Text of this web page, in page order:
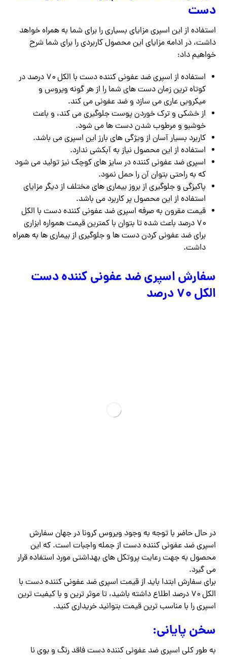
دست
استفاده از این اسپری مزایای بسیاری را برای شما به همراه خواهد
داشت، در ادامه مزایای این محصول کاربردی را برای شما شرح
خواهیم داد:
استفاده از اسپری ضد عفونی کننده دست با الکل ۷۰ درصد در
کوتاه ترین زمان دست های شما را از هر گونه ویروس و
میکروبی عاری می سازد و ضد عفونی می کند.
از خشکی و ترک خوردن پوست جلوگیری می کند، و باعث
خوشبو و مرطوب شدن دست ها می شود.
کاربرد بسیار آسان از ویژگی های بارز این اسپری می باشد.
استفاده از این محصول نیاز به آبکشی ندارد.
اسپری ضد عفونی کننده در سایز های کوچک نیز تولید می شود
که به راحتی بتوان آن را حمل نمود.
پاکیزگی و جلوگیری از بروز بیماری های مختلف از دیگر مزایای
استفاده از این محصول پر کاربرد می باشد.
قیمت مقرون به صرفه اسپری ضد عفونی کننده دست با الکل
۷۰ درصد باعث شده تا بتوان با کمترین قیمت همواره ابزاری
برای ضد عفونی کردن دست ها و جلوگیری از بیماری ها به همراه
داشت.
سفارش اسپری ضد عفونی کننده دست
الکل ۷۰ درصد
در حال حاضر با توجه به وجود ویروس کرونا در جهان سفارش
اسپری ضد عفونی کننده دست از جمله واجبات است. که این
محصول به جهت رعایت پروتکل های بهداشتی مورد استفاده قرار
می گیرد.
برای سفارش ابتدا باید از قیمت اسپری ضد عفونی کننده دست با
الکل ۷۰ درصد اطلاع داشته باشید، تا موثر ترین و با کیفیت ترین
اسپری را با مناسب ترین قیمت بتوانید خریداری کنید.
سخن پایانی:
به طور کلی اسپری ضد عفونی کننده دست فاقد رنگ و بوی نا